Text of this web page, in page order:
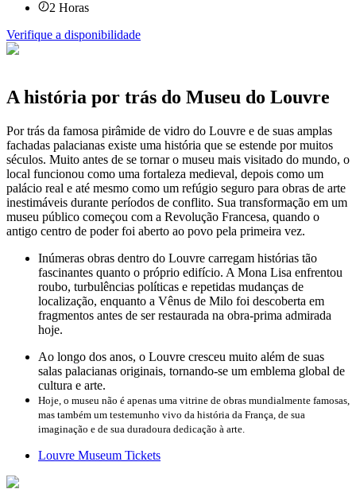
2 Horas
Verifique a disponibilidade
A história por trás do Museu do Louvre
Por trás da famosa pirâmide de vidro do Louvre e de suas amplas
fachadas palacianas existe uma história que se estende por muitos
séculos. Muito antes de se tornar o museu mais visitado do mundo, o
local funcionou como uma fortaleza medieval, depois como um
palácio real e até mesmo como um refúgio seguro para obras de arte
inestimáveis durante períodos de conflito. Sua transformação em um
museu público começou com a Revolução Francesa, quando o
antigo centro de poder foi aberto ao povo pela primeira vez.
Inúmeras obras dentro do Louvre carregam histórias tão
fascinantes quanto o próprio edifício. A Mona Lisa enfrentou
roubo, turbulências políticas e repetidas mudanças de
localização, enquanto a Vênus de Milo foi descoberta em
fragmentos antes de ser restaurada na obra-prima admirada
hoje.
Ao longo dos anos, o Louvre cresceu muito além de suas
salas palacianas originais, tornando-se um emblema global de
cultura e arte.
Hoje, o museu não é apenas uma vitrine de obras mundialmente famosas,
mas também um testemunho vivo da história da França, de sua
imaginação e de sua duradoura dedicação à arte.
Louvre Museum Tickets